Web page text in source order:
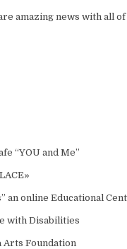
amazing news with all of
“YOU and Me”
an online Educational
with Disabilities
Arts Foundation